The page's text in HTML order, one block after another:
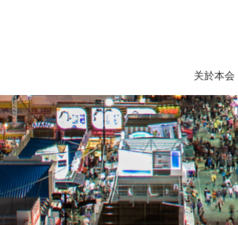
关於本会